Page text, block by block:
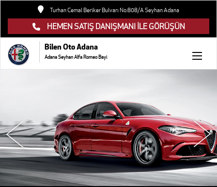
Turhan Cemal Beriker Bulvarı No:808/A Seyhan Adana
HEMEN SATIŞ DANIŞMANI İLE GÖRÜŞÜN
Bilen Oto Adana
Adana Seyhan Alfa Romeo Bayi